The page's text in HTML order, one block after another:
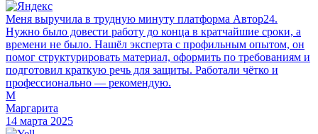
Меня выручила в трудную минуту платформа Автор24.
Нужно было довести работу до конца в кратчайшие сроки, а
времени не было. Нашёл эксперта с профильным опытом, он
помог структурировать материал, оформить по требованиям и
подготовил краткую речь для защиты. Работали чётко и
профессионально — рекомендую.
М
Маргарита
14 марта 2025